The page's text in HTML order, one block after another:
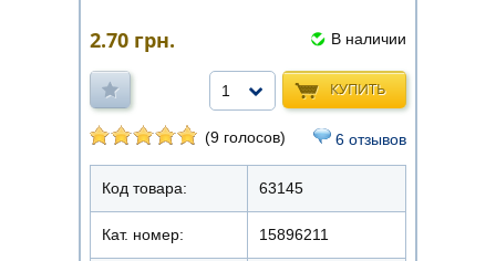
2.70 грн. В наличии
КУПИТЬ
1
(9 голосов) 6 отзывов
Код товара: 63145
Кат. номер: 15896211